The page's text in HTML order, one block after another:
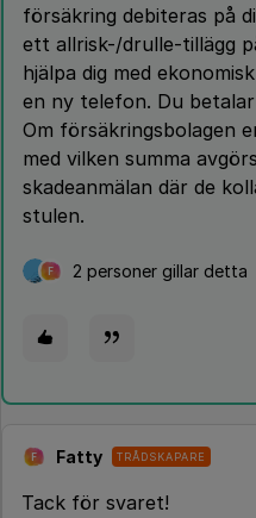
försäkring debiteras på
ett allrisk-/drulle-tillägg
hjälpa dig med
en ny telefon. Du
Om försäkringsbolagen
med vilken summa
skadeanmälan där de
stulen.
F 2 personer gillar detta
F Fatty TRÅDSKAPARE
Tack för svaret!